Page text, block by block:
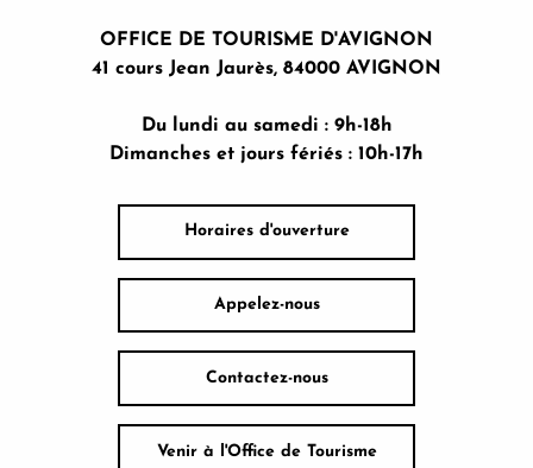
OFFICE DE TOURISME D'AVIGNON
41 cours Jean Jaurès, 84000 AVIGNON
Du lundi au samedi : 9h-18h
Dimanches et jours fériés : 10h-17h
Horaires d'ouverture
Appelez-nous
Contactez-nous
Venir à l'Office de Tourisme